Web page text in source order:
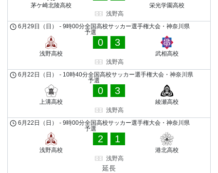
茅ケ崎北陵高校
栄光学園高校
浅野高
全国高校サッカー選手権大会・神奈川県
予選
6月29日（日） - 9時00分
浅野高校
0 3
武相高校
浅野高
全国高校サッカー選手権大会・神奈川県
予選
6月22日（日） - 10時40分
上溝高校
0 3
綾瀬高校
浅野高
全国高校サッカー選手権大会・神奈川県
予選
6月22日（日） - 9時00分
浅野高校
2 1
港北高校
浅野高
延長